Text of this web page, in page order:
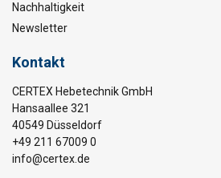
Nachhaltigkeit
Newsletter
Kontakt
CERTEX Hebetechnik GmbH
Hansaallee 321
40549 Düsseldorf
+49 211 67009 0
info@certex.de